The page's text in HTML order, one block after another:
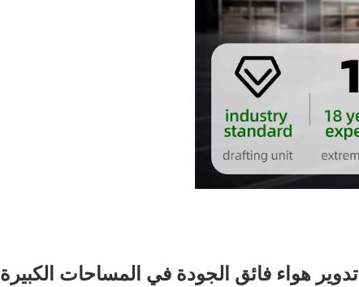
تدوير هواء فائق الجودة في المساحات الكبيرة